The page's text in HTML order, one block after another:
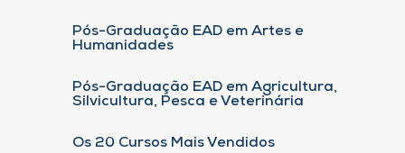
Pós-Graduação EAD em Artes e
Humanidades
Pós-Graduação EAD em Agricultura,
Silvicultura, Pesca e Veterinária
Os 20 Cursos Mais Vendidos